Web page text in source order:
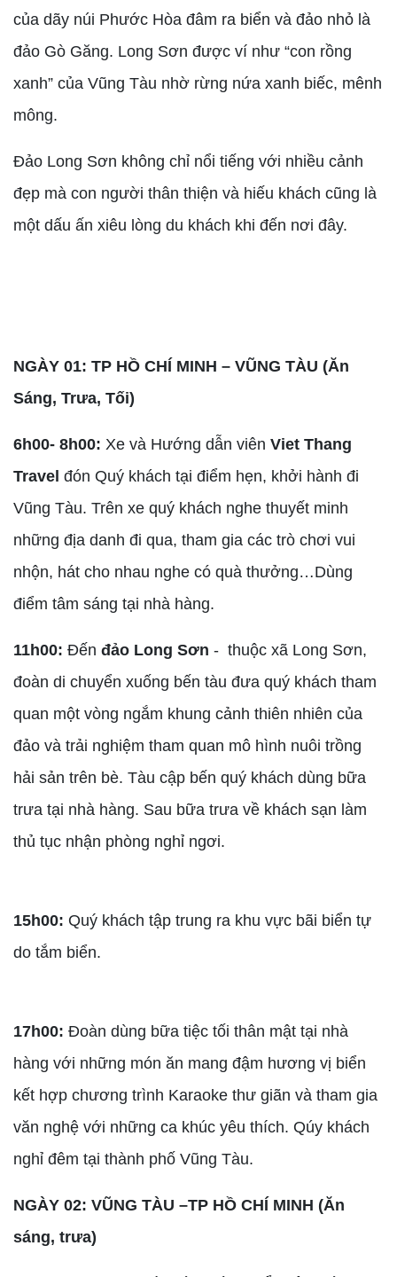
của dãy núi Phước Hòa đâm ra biển và đảo nhỏ là
đảo Gò Găng. Long Sơn được ví như “con rồng
xanh” của Vũng Tàu nhờ rừng nứa xanh biếc, mênh
mông.
Đảo Long Sơn không chỉ nổi tiếng với nhiều cảnh
đẹp mà con người thân thiện và hiếu khách cũng là
một dấu ấn xiêu lòng du khách khi đến nơi đây.
NGÀY 01: TP HỒ CHÍ MINH – VŨNG TÀU (Ăn
Sáng, Trưa, Tối)
6h00- 8h00: Xe và Hướng dẫn viên Viet Thang
Travel đón Quý khách tại điểm hẹn, khởi hành đi
Vũng Tàu. Trên xe quý khách nghe thuyết minh
những địa danh đi qua, tham gia các trò chơi vui
nhộn, hát cho nhau nghe có quà thưởng…Dùng
điểm tâm sáng tại nhà hàng.
11h00: Đến đảo Long Sơn - thuộc xã Long Sơn,
đoàn di chuyển xuống bến tàu đưa quý khách tham
quan một vòng ngắm khung cảnh thiên nhiên của
đảo và trải nghiệm tham quan mô hình nuôi trồng
hải sản trên bè. Tàu cập bến quý khách dùng bữa
trưa tại nhà hàng. Sau bữa trưa về khách sạn làm
thủ tục nhận phòng nghỉ ngơi.
15h00: Quý khách tập trung ra khu vực bãi biển tự
do tắm biển.
17h00: Đoàn dùng bữa tiệc tối thân mật tại nhà
hàng với những món ăn mang đậm hương vị biển
kết hợp chương trình Karaoke thư giãn và tham gia
văn nghệ với những ca khúc yêu thích. Qúy khách
nghỉ đêm tại thành phố Vũng Tàu.
NGÀY 02: VŨNG TÀU –TP HỒ CHÍ MINH (Ăn
sáng, trưa)